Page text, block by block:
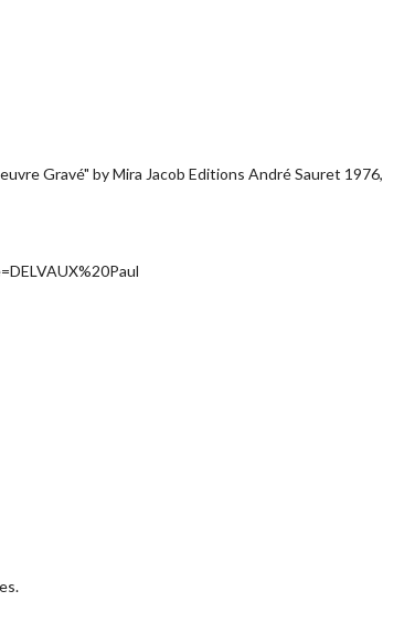
Gravé" by Mira Jacob Editions André Sauret 1976,